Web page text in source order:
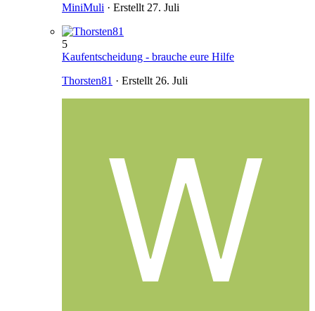
MiniMuli · Erstellt 27. Juli
5
Kaufentscheidung - brauche eure Hilfe
Thorsten81 · Erstellt 26. Juli